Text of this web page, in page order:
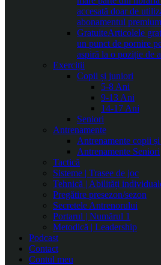
accesată doar de
abonamentul
GratuiteArticolele
un punct de pornire
aspiră la o poziție de
Exerciții
Copii și juniori
5-8 Ani
9-13 Ani
14-17 Ani
Seniori
Antrenamente
Antrenamente copii
Antrenamente Seniori
Tactică
Sisteme | Trasee de joc
Tehnică | Abilități
Pregătire presezon/sezon
Secretele Antrenorului
Portarul | Numărul 1
Metodică | Leadership
Podcast
Contact
Contul meu